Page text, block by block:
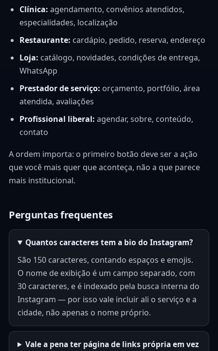
Clínica: agendamento, convênios atendidos,
especialidades, localização
Restaurante: cardápio, pedido, reserva, endereço
Loja: catálogo, novidades, condições de entrega,
WhatsApp
Prestador de serviço: orçamento, portfólio, área
atendida, avaliações
Profissional liberal: agendar, sobre, conteúdo,
contato
A ordem importa: o primeiro botão deve ser a ação
que você mais quer que aconteça, não a que parece
mais institucional.
Perguntas frequentes
Quantos caracteres tem a bio do Instagram?
São 150 caracteres, contando espaços e emojis.
O nome de exibição é um campo separado, com
30 caracteres, e é indexado pela busca interna do
Instagram — por isso vale incluir ali o serviço e a
cidade, não apenas o nome próprio.
Vale a pena ter página de links própria em vez